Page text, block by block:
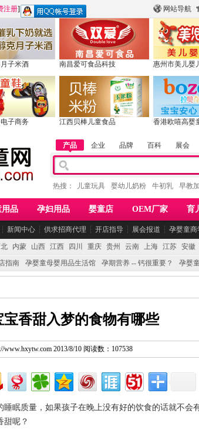
网站导航
注册]
子米酒 南昌爱可食品科技 惠州市美儿婴
子商务 江西贝棒儿童食品 香港欧嘻高婴
产品 企业 品牌 百科 展会
热搜： 儿童玩具 婴幼儿奶粉 牛初乳 早教
用品 孕妇用品 婴童店 OEM厂家 育
┆ 新闻中心 ┆ 供求招商代理 ┆ 开店指导 ┆ 展会报道 ┆ 孕婴童商
内蒙 山西 江西 四川 重庆 贵州 云南 上海 江苏 安徽
指南 孕婴童母婴用品生活馆 孕期营养 -- 钙很重要？ 孕婴
宝香甜入梦的食物有哪些
www.hxytw.com 2013/8/10 阅读数：107538
眠质量，如果孩子在晚上没有好的饮食的话就不会
甜呢？